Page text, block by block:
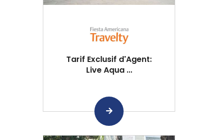
Tarif Exclusif d'Agent:
Live Aqua ...